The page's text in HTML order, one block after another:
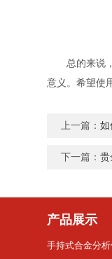
总的来说，
意义。希望使
上一篇：如
下一篇：贵
产品展示
手持式合金分析